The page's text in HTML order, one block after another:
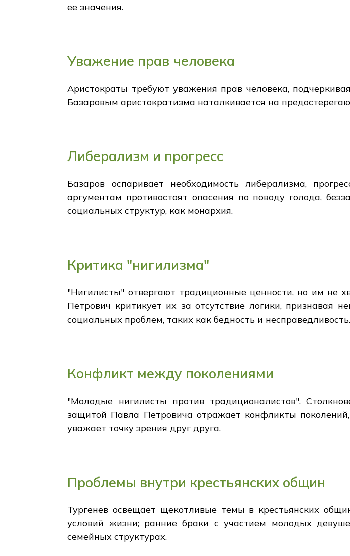
ее значения.
Уважение прав человека
Аристократы требуют уважения прав человека,
Базаровым аристократизма наталкивается на
Либерализм и прогресс
Базаров оспаривает необходимость либерализма,
аргументам противостоят опасения по поводу голода,
социальных структур, как монархия.
Критика "нигилизма"
"Нигилисты" отвергают традиционные ценности, но им не
Петрович критикует их за отсутствие логики, признавая
социальных проблем, таких как бедность и несправедливость.
Конфликт между поколениями
"Молодые нигилисты против традиционалистов".
защитой Павла Петровича отражает конфликты
уважает точку зрения друг друга.
Проблемы внутри крестьянских общин
Тургенев освещает щекотливые темы в крестьянских
условий жизни; ранние браки с участием молодых
семейных структурах.